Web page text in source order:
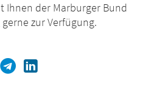
Ihnen der Marburger Bund
zur Verfügung.